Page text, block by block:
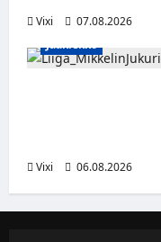
Vixi
07.08.2026
Jääkiekko
Vixi 06.08.2026